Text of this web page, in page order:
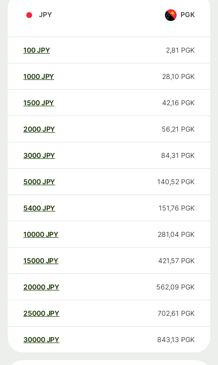
JPY PGK
100JPY 2,81 PGK
1000JPY 28,10 PGK
1500JPY 42,16 PGK
2000JPY 56,21 PGK
3000JPY 84,31 PGK
5000JPY 140,52 PGK
5400JPY 151,76 PGK
10000 JPY 281,04 PGK
15000 JPY 421,57 PGK
20000 JPY 562,09 PGK
25000 JPY 702,61 PGK
30000 JPY 843,13 PGK